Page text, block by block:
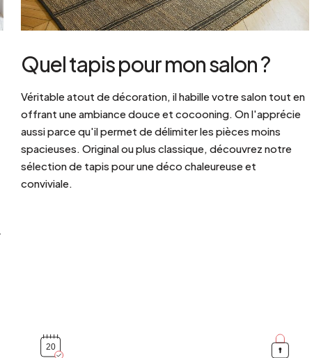
Quel tapis pour mon salon ?
Véritable atout de décoration, il habille votre salon tout en
offrant une ambiance douce et cocooning. On l'apprécie
aussi parce qu'il permet de délimiter les pièces moins
spacieuses. Original ou plus classique, découvrez notre
sélection de tapis pour une déco chaleureuse et
conviviale.